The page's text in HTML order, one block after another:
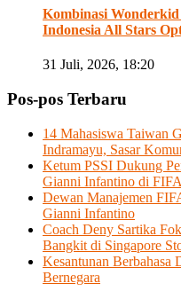
Kombinasi
Indonesia All Stars
31 Juli, 2026, 18:20
Pos-pos Terbaru
14 Mahasiswa Taiwan
Indramayu, Sasar
Ketum PSSI Dukung
Gianni Infantino di FIFA
Dewan Manajemen
Gianni Infantino
Coach Deny Sartika
Bangkit di Singapore
Kesantunan Berbahasa
Bernegara